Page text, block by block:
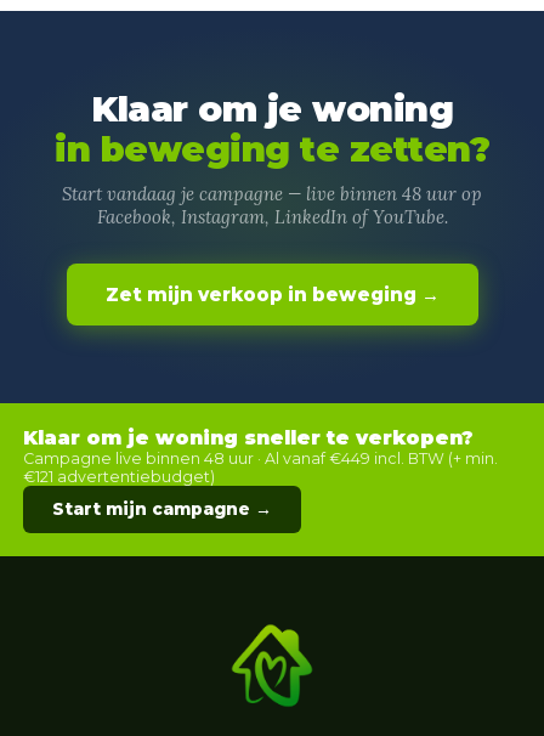
Klaar om je woning
in beweging te zetten?
Start vandaag je campagne — live binnen 48 uur op
Facebook, Instagram, LinkedIn of YouTube.
Zet mijn verkoop in beweging →
Klaar om je woning sneller te verkopen?
Campagne live binnen 48 uur · Al vanaf €449 incl. BTW (+ min.
€121 advertentiebudget)
Start mijn campagne →